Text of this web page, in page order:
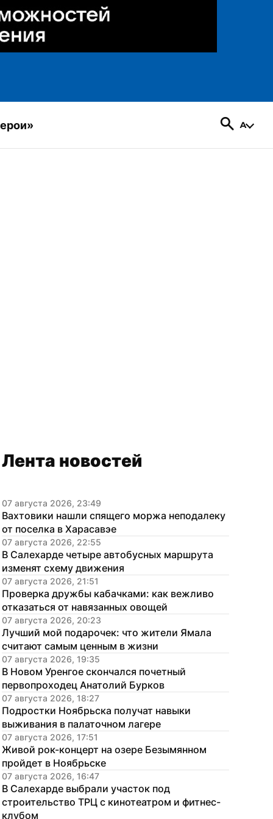
Лента новостей
07 августа 2026, 23:49
Вахтовики нашли спящего моржа неподалеку
от поселка в Харасавэе
07 августа 2026, 22:55
В Салехарде четыре автобусных маршрута
изменят схему движения
07 августа 2026, 21:51
Проверка дружбы кабачками: как вежливо
отказаться от навязанных овощей
07 августа 2026, 20:23
Лучший мой подарочек: что жители Ямала
считают самым ценным в жизни
07 августа 2026, 19:35
В Новом Уренгое скончался почетный
первопроходец Анатолий Бурков
07 августа 2026, 18:27
Подростки Ноябрьска получат навыки
выживания в палаточном лагере
07 августа 2026, 17:51
Живой рок-концерт на озере Безымянном
пройдет в Ноябрьске
07 августа 2026, 16:47
В Салехарде выбрали участок под
строительство ТРЦ с кинотеатром и фитнес-
клубом